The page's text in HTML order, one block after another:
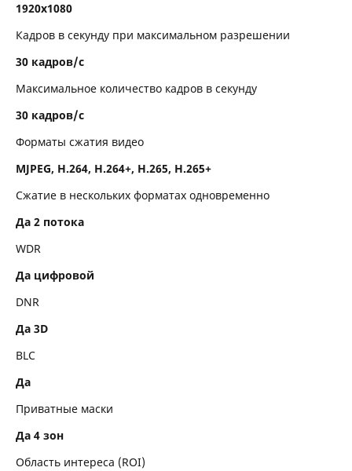
1920x1080
Кадров в секунду при максимальном разрешении
30 кадров/с
Максимальное количество кадров в секунду
30 кадров/с
Форматы сжатия видео
MJPEG, H.264, H.264+, H.265, H.265+
Сжатие в нескольких форматах одновременно
Да 2 потока
WDR
Да цифровой
DNR
Да 3D
BLC
Да
Приватные маски
Да 4 зон
Область интереса (ROI)